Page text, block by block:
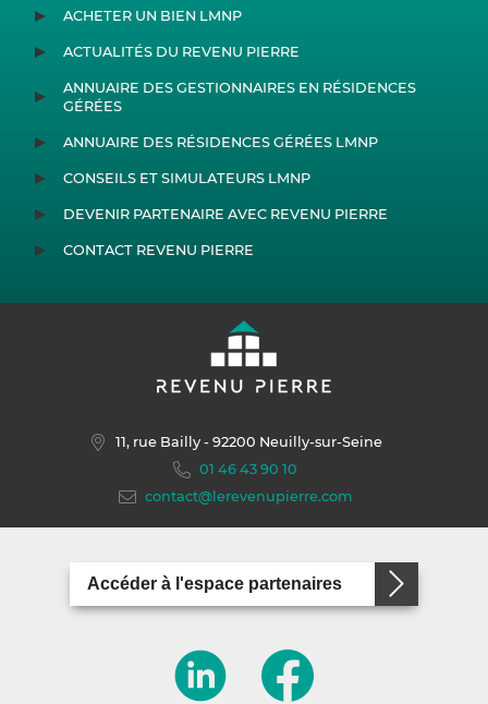
ACHETER UN BIEN LMNP
ACTUALITÉS DU REVENU PIERRE
ANNUAIRE DES GESTIONNAIRES EN RÉSIDENCES
GÉRÉES
ANNUAIRE DES RÉSIDENCES GÉRÉES LMNP
CONSEILS ET SIMULATEURS LMNP
DEVENIR PARTENAIRE AVEC REVENU PIERRE
CONTACT REVENU PIERRE
11, rue Bailly- 92200 Neuilly-sur-Seine
01 46 43 90 10
contact@lerevenupierre.com
Accéder à l'espace partenaires